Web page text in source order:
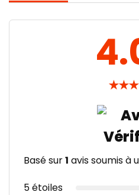
★★★
Basé sur1 avis soumis à
5 étoiles